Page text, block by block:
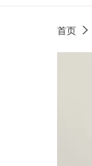
首页